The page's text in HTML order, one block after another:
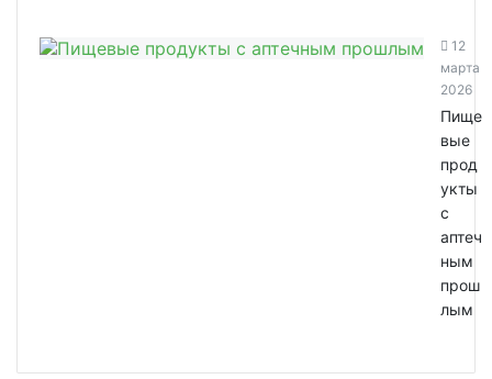
12
марта
2026
Пище
вые
прод
укты
с
аптеч
ным
прош
лым